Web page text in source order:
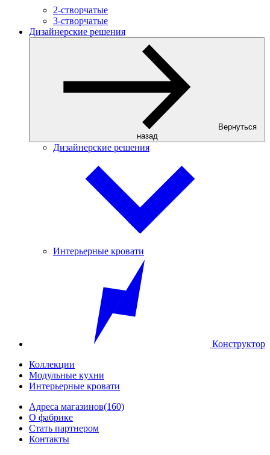
2-створчатые
3-створчатые
Дизайнерские решения
Вернуться
назад
Дизайнерские решения
Интерьерные кровати
Конструктор
Коллекции
Модульные кухни
Интерьерные кровати
Адреса магазинов(160)
О фабрике
Стать партнером
Контакты